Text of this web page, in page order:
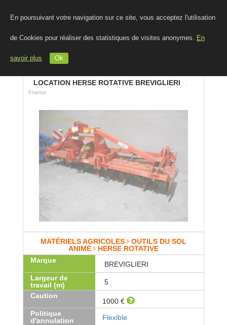
En poursuivant votre navigation sur ce site, vous acceptez l'utilisation
de Cookies pour réaliser des statistiques de visites anonymes. En
savoir plus Ok
LOCATION HERSE ROTATIVE BREVIGLIERI
France
MATÉRIELS AGRICOLES
OUTILS DU SOL
ANIMÉ
HERSE ROTATIVE
Marque
BREVIGLIERI
Largeur de
travail (m)
5
Caution
1000 €
Politique
d'annulation
Flexible